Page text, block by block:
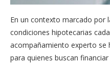
En un contexto marcado por
condiciones hipotecarias
acompañamiento experto se
para quienes buscan